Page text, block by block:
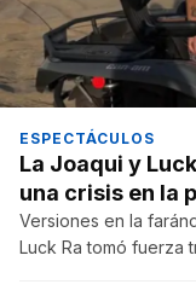
ESPECTÁCULOS
La Joaqui y
una crisis en la
Versiones en la
Luck Ra tomó fuerza